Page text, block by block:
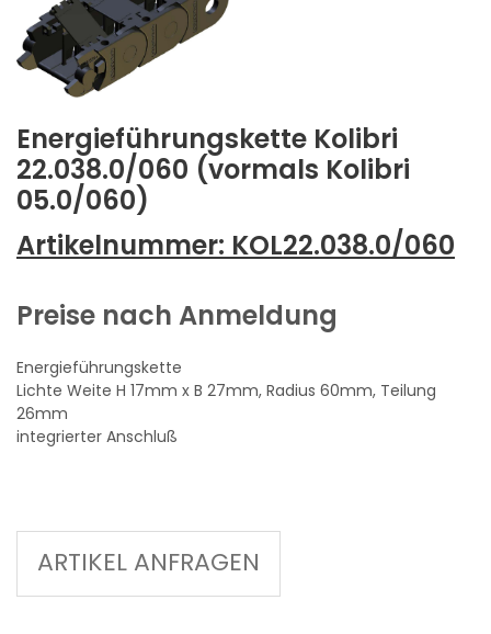
Energieführungskette Kolibri
22.038.0/060 (vormals Kolibri
05.0/060)
Artikelnummer: KOL22.038.0/060
Preise nach Anmeldung
Energieführungskette
Lichte Weite H 17mm x B 27mm, Radius 60mm, Teilung
26mm
integrierter Anschluß
ARTIKEL ANFRAGEN